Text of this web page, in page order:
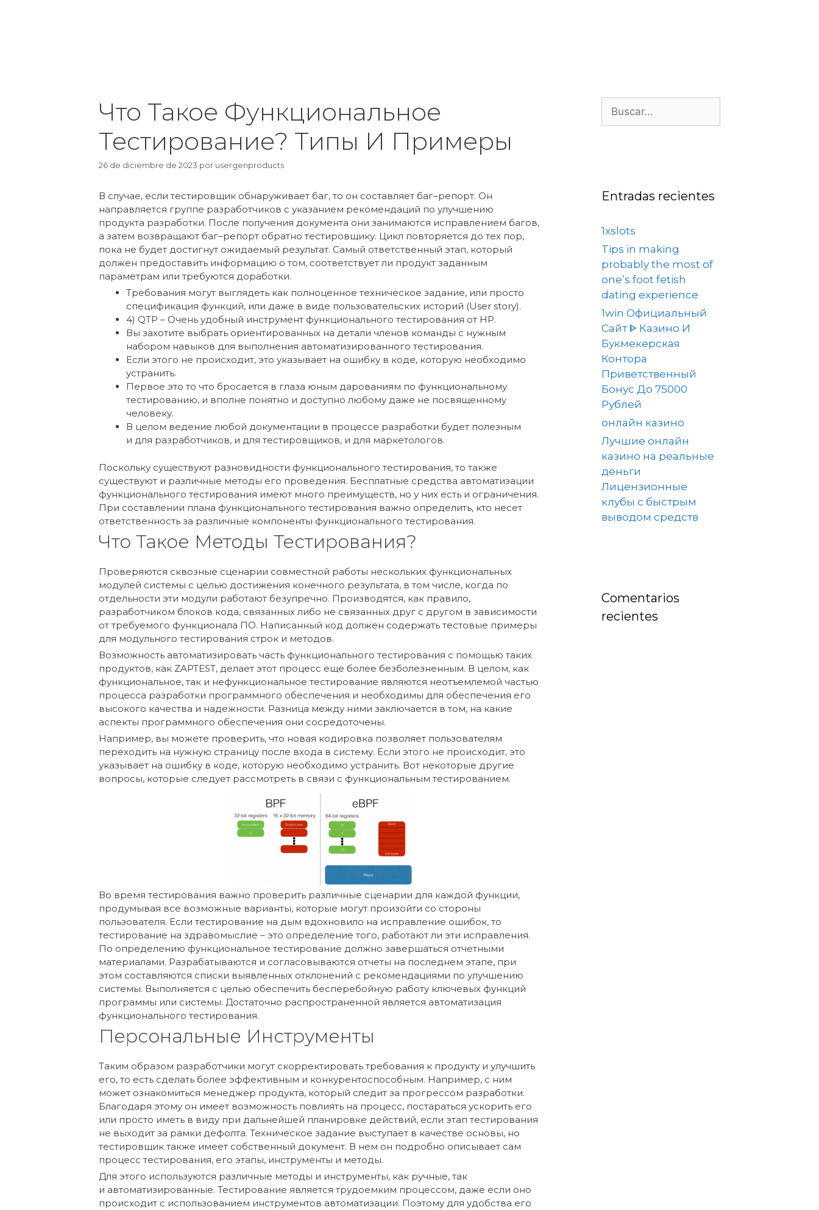
Что Такое Функциональное
Тестирование? Типы И Примеры
26 de diciembre de 2023 por usergenproducts
В случае, если тестировщик обнаруживает баг, то он составляет баг–репорт. Он
направляется группе разработчиков с указанием рекомендаций по улучшению
продукта разработки. После получения документа они занимаются исправлением багов,
а затем возвращают баг–репорт обратно тестировщику. Цикл повторяется до тех пор,
пока не будет достигнут ожидаемый результат. Самый ответственный этап, который
должен предоставить информацию о том, соответствует ли продукт заданным
параметрам или требуются доработки.
Требования могут выглядеть как полноценное техническое задание, или просто
спецификация функций, или даже в виде пользовательских историй (User story).
4) QTP – Очень удобный инструмент функционального тестирования от HP.
Вы захотите выбрать ориентированных на детали членов команды с нужным
набором навыков для выполнения автоматизированного тестирования.
Если этого не происходит, это указывает на ошибку в коде, которую необходимо
устранить.
Первое это то что бросается в глаза юным дарованиям по функциональному
тестированию, и вполне понятно и доступно любому даже не посвященному
человеку.
В целом ведение любой документации в процессе разработки будет полезным
и для разработчиков, и для тестировщиков, и для маркетологов.
Поскольку существуют разновидности функционального тестирования, то также
существуют и различные методы его проведения. Бесплатные средства автоматизации
функционального тестирования имеют много преимуществ, но у них есть и ограничения.
При составлении плана функционального тестирования важно определить, кто несет
ответственность за различные компоненты функционального тестирования.
Что Такое Методы Тестирования?
Проверяются сквозные сценарии совместной работы нескольких функциональных
модулей системы с целью достижения конечного результата, в том числе, когда по
отдельности эти модули работают безупречно. Производятся, как правило,
разработчиком блоков кода, связанных либо не связанных друг с другом в зависимости
от требуемого функционала ПО. Написанный код должен содержать тестовые примеры
для модульного тестирования строк и методов.
Возможность автоматизировать часть функционального тестирования с помощью таких
продуктов, как ZAPTEST, делает этот процесс еще более безболезненным. В целом, как
функциональное, так и нефункциональное тестирование являются неотъемлемой частью
процесса разработки программного обеспечения и необходимы для обеспечения его
высокого качества и надежности. Разница между ними заключается в том, на какие
аспекты программного обеспечения они сосредоточены.
Например, вы можете проверить, что новая кодировка позволяет пользователям
переходить на нужную страницу после входа в систему. Если этого не происходит, это
указывает на ошибку в коде, которую необходимо устранить. Вот некоторые другие
вопросы, которые следует рассмотреть в связи с функциональным тестированием.
Во время тестирования важно проверить различные сценарии для каждой функции,
продумывая все возможные варианты, которые могут произойти со стороны
пользователя. Если тестирование на дым вдохновило на исправление ошибок, то
тестирование на здравомыслие – это определение того, работают ли эти исправления.
По определению функциональное тестирование должно завершаться отчетными
материалами. Разрабатываются и согласовываются отчеты на последнем этапе, при
этом составляются списки выявленных отклонений с рекомендациями по улучшению
системы. Выполняется с целью обеспечить бесперебойную работу ключевых функций
программы или системы. Достаточно распространенной является автоматизация
функционального тестирования.
Персональные Инструменты
Таким образом разработчики могут скорректировать требования к продукту и улучшить
его, то есть сделать более эффективным и конкурентоспособным. Например, с ним
может ознакомиться менеджер продукта, который следит за прогрессом разработки.
Благодаря этому он имеет возможность повлиять на процесс, постараться ускорить его
или просто иметь в виду при дальнейшей планировке действий, если этап тестирования
не выходит за рамки дефолта. Техническое задание выступает в качестве основы, но
тестировщик также имеет собственный документ. В нем он подробно описывает сам
процесс тестирования, его этапы, инструменты и методы.
Для этого используются различные методы и инструменты, как ручные, так
и автоматизированные. Тестирование является трудоемким процессом, даже если оно
происходит с использованием инструментов автоматизации. Поэтому для удобства его
Entradas recientes
1xslots
Tips in making
probably the most of
one’s foot fetish
dating experience
1win Официальный
Сайт ᐈ Казино И
Букмекерская
Контора
Приветственный
Бонус До 75000
Рублей
онлайн казино
Лучшие онлайн
казино на реальные
деньги
Лицензионные
клубы с быстрым
выводом средств
Comentarios
recientes